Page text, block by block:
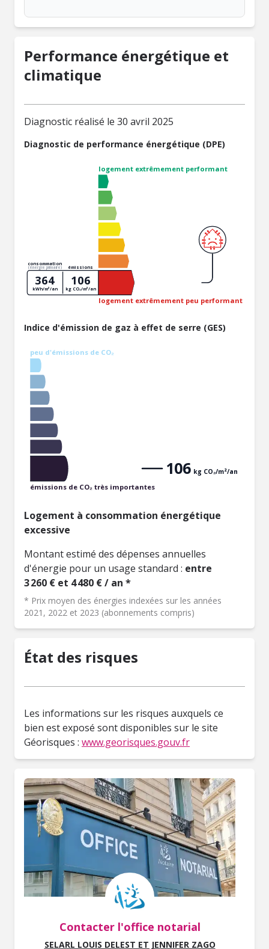
Performance énergétique et
climatique
Diagnostic réalisé le 30 avril 2025
Diagnostic de performance énergétique (DPE)
logement extrêmement performant
logement extrêmement peu performant
consommation
(énergie primaire) émissions
364
kWh/m²/an
106
kg CO₂/m²/an
Indice d'émission de gaz à effet de serre (GES)
peu d'émissions de CO₂
émissions de CO₂ très importantes
106 kg CO₂/m²/an
Logement à consommation énergétique
excessive
Montant estimé des dépenses annuelles
d'énergie pour un usage standard : entre
3 260 € et 4 480 € / an *
* Prix moyen des énergies indexées sur les années
2021, 2022 et 2023 (abonnements compris)
État des risques
Les informations sur les risques auxquels ce
bien est exposé sont disponibles sur le site
Géorisques : www.georisques.gouv.fr
Contacter l'office notarial
SELARL LOUIS DELEST ET JENNIFER ZAGO